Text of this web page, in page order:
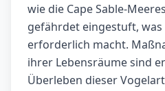
wie die Cape Sable-
gefährdet eingestuft, was
erforderlich macht.
ihrer Lebensräume sind
Überleben dieser